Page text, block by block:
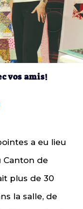
vos amis!
a eu lieu
Canton de
plus de 30
la salle, de